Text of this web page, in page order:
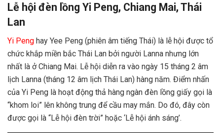
Lễ hội đèn lồng Yi Peng, Chiang Mai, Thái
Lan
Yi Peng hay Yee Peng (phiên âm tiếng Thái) là lễ hội được tổ
chức khắp miền bắc Thái Lan bởi người Lanna nhưng lớn
nhất là ở Chiang Mai. Lễ hội diễn ra vào ngày 15 tháng 2 âm
lịch Lanna (tháng 12 âm lịch Thái Lan) hàng năm. Điểm nhấn
của Yi Peng là hoạt động thả hàng ngàn đèn lồng giấy gọi là
“khom loi” lên không trung để cầu may mắn. Do đó, đây còn
được gọi là “Lễ hội đèn trời” hoặc ‘Lễ hội ánh sáng’.